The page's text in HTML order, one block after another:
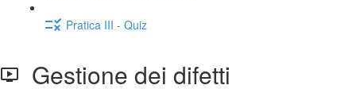
Pratica III - Quiz
Gestione dei difetti